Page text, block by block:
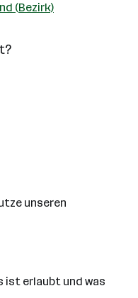
(Bezirk)
unseren
ist erlaubt und was